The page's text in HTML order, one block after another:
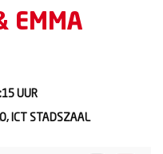
EMMA
UUR
ICT STADSZAAL